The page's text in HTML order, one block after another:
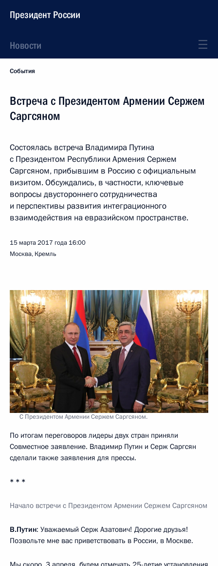
Президент России
Новости
События
Встреча с Президентом Армении Сержем
Саргсяном
Состоялась встреча Владимира Путина
с Президентом Республики Армения Сержем
Саргсяном, прибывшим в Россию с официальным
визитом. Обсуждались, в частности, ключевые
вопросы двустороннего сотрудничества
и перспективы развития интеграционного
взаимодействия на евразийском пространстве.
15 марта 2017 года 16:00
Москва, Кремль
С Президентом Армении Сержем Саргсяном.
По итогам переговоров лидеры двух стран приняли
Совместное заявление. Владимир Путин и Серж Саргсян
сделали также заявления для прессы.
* * *
Начало встречи с Президентом Армении Сержем Саргсяном
В.Путин: Уважаемый Серж Азатович! Дорогие друзья!
Позвольте мне вас приветствовать в России, в Москве.